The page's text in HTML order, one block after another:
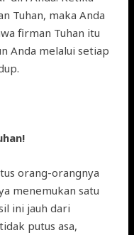
Tuhan, maka Anda
firman Tuhan itu
Anda melalui setiap
orang-orangnya
menemukan satu
ini jauh dari
putus asa,